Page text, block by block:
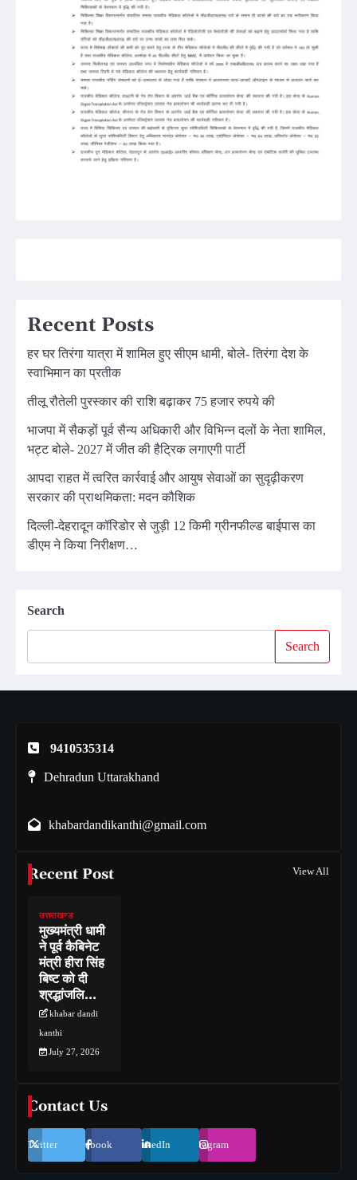
Recent Posts
हर घर तिरंगा यात्रा में शामिल हुए सीएम धामी, बोले- तिरंगा देश के
स्वाभिमान का प्रतीक
तीलू रौतेली पुरस्कार की राशि बढ़ाकर 75 हजार रुपये की
भाजपा में सैकड़ों पूर्व सैन्य अधिकारी और विभिन्न दलों के नेता शामिल,
भट्ट बोले- 2027 में जीत की हैट्रिक लगाएगी पार्टी
आपदा राहत में त्वरित कार्रवाई और आयुष सेवाओं का सुदृढ़ीकरण
सरकार की प्राथमिकता: मदन कौशिक
दिल्ली-देहरादून कॉरिडोर से जुड़ी 12 किमी ग्रीनफील्ड बाईपास का
डीएम ने किया निरीक्षण…
Search
Search
9410535314
Dehradun Uttarakhand
khabardandikanthi@gmail.com
Recent Post View All
उत्तराखण्ड
मुख्यमंत्री धामी
ने पूर्व कैबिनेट
मंत्री हीरा सिंह
बिष्ट को दी
श्रद्धांजलि…
khabar dandi
kanthi
July 27, 2026
Contact Us
Twitter Facebook LinkedIn Instagram